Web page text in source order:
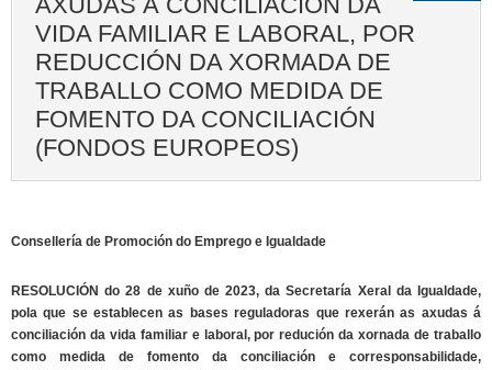
VIDA FAMILIAR E LABORAL, POR
REDUCCIÓN DA XORMADA DE
TRABALLO COMO MEDIDA DE
FOMENTO DA CONCILIACIÓN
(FONDOS EUROPEOS)
Consellería de Promoción do Emprego e Igualdade
RESOLUCIÓN do 28 de xuño de 2023, da Secretaría Xeral da Igualdade,
pola que se establecen as bases reguladoras que rexerán as axudas á
conciliación da vida familiar e laboral, por redución da xornada de traballo
como medida de fomento da conciliación e corresponsabilidade,